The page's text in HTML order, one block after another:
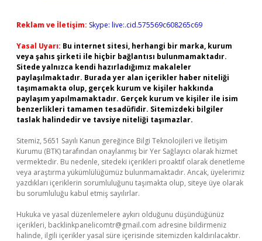
Reklam ve İletişim: Skype: live:.cid.575569c608265c69
Yasal Uyarı: Bu internet sitesi, herhangi bir marka, kurum
veya şahıs şirketi ile hiçbir bağlantısı bulunmamaktadır.
Sitede yalnızca kendi hazırladığımız makaleler
paylaşılmaktadır. Burada yer alan içerikler haber niteliği
taşımamakta olup, gerçek kurum ve kişiler hakkında
paylaşım yapılmamaktadır. Gerçek kurum ve kişiler ile isim
benzerlikleri tamamen tesadüfidir. Sitemizdeki bilgiler
taslak halindedir ve tavsiye niteliği taşımazlar.
Sitemiz, 5651 Sayılı Kanun gereğince Bilgi Teknolojileri ve İletişim
Kurumu (BTK) tarafından onaylanmış bir Yer Sağlayıcı olarak hizmet
vermektedir. Bu nedenle, sitedeki içerikleri proaktif olarak denetleme
veya araştırma yükümlülüğümüz bulunmamaktadır. Ancak, üyelerimiz
yazdıkları içeriklerin sorumluluğunu taşımakta olup, siteye üye olarak
bu sorumluluğu kabul etmiş sayılırlar.
Hukuka ve yasal düzenlemelere aykırı olduğunu düşündüğünüz
içerikleri, backlinkpanelicomtr@gmail.com adresine bildirmeniz
halinde, ilgili içerikler yasal süre içerisinde sitemizden kaldırılacaktır.